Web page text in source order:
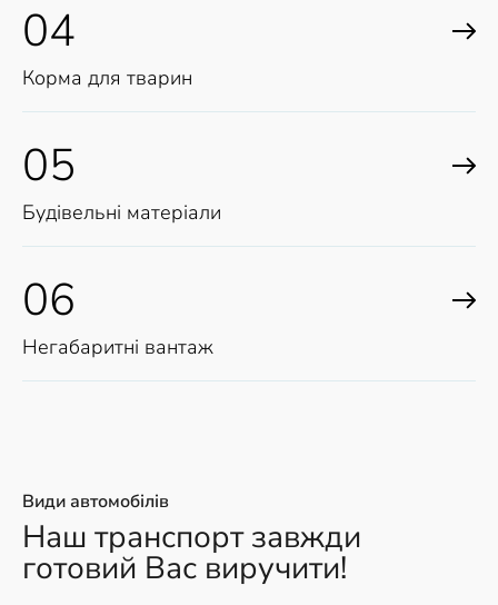
04
Корма для тварин
05
Будівельні матеріали
06
Негабаритні вантаж
Види автомобілів
Наш транспорт завжди
готовий Вас виручити!